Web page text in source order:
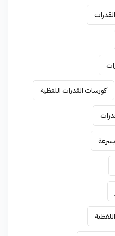
كورسات القدرات اللفظية